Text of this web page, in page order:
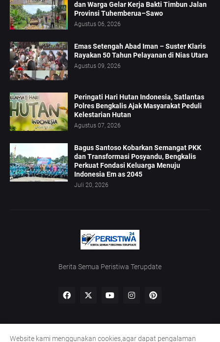
dan Warga Gelar Kerja Bakti Timbun Jalan
Provinsi Tuhemberua–Sawo
Agustus 06, 2026
Emas Setengah Abad Iman – Suster Klaris
Rayakan 50 Tahun Pelayanan di Nias Utara
Agustus 09, 2026
Peringati Hari Hutan Indonesia, Satlantas
Polres Bengkalis Ajak Masyarakat Peduli
Kelestarian Hutan
Agustus 07, 2026
Bagus Santoso Kobarkan Semangat PKK
dan Transformasi Posyandu, Bengkalis
Perkuat Fondasi Keluarga Menuju
Indonesia Em as 2045
Juli 20, 2026
Berita Semua Peristiwa Terupdate
Website kami menggunakan cookies,agar dapat pengalaman